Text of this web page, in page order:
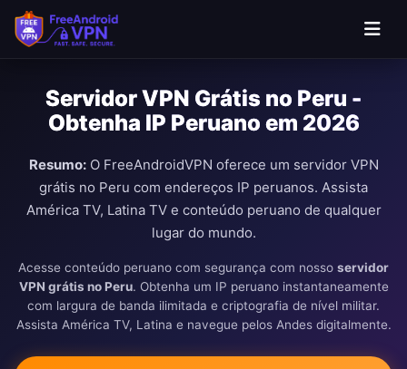
Pular para o conteúdo principal
Servidor VPN Grátis no Peru -
Obtenha IP Peruano em 2026
Resumo:O FreeAndroidVPN oferece um servidor VPN
grátis no Peru com endereços IP peruanos. Assista
América TV, Latina TV e conteúdo peruano de qualquer
lugar do mundo.
Acesse conteúdo peruano com segurança com nosso servidor
VPN grátis no Peru. Obtenha um IP peruano instantaneamente
com largura de banda ilimitada e criptografia de nível militar.
Assista América TV, Latina e navegue pelos Andes digitalmente.